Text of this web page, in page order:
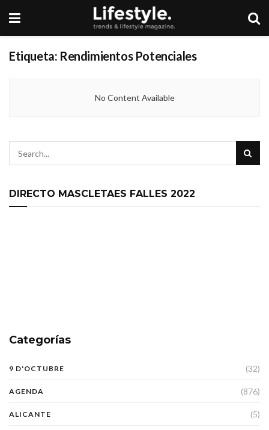
Etiqueta: Rendimientos Potenciales
No Content Available
DIRECTO MASCLETAES FALLES 2022
Categorías
9 D'OCTUBRE (32)
AGENDA (876)
ALICANTE (5)